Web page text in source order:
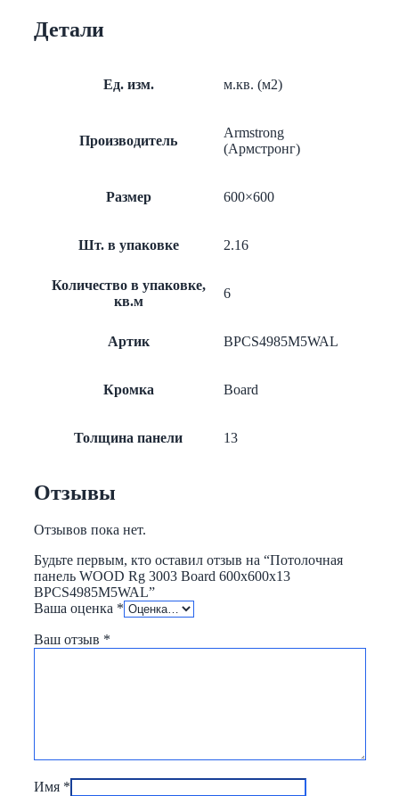
Board
Детали
Ед. изм. м.кв. (м2)
Производитель
Armstrong
(Армстронг)
Размер 600×600
Шт. в упаковке 2.16
Количество в упаковке,
кв.м
6
Артик BPCS4985M5WAL
Кромка Board
Толщина панели 13
Отзывы
Отзывов пока нет.
Будьте первым, кто оставил отзыв на “Потолочная
панель WOOD Rg 3003 Board 600x600x13
BPCS4985M5WAL”
Ваша оценка *
Ваш отзыв *
Имя *